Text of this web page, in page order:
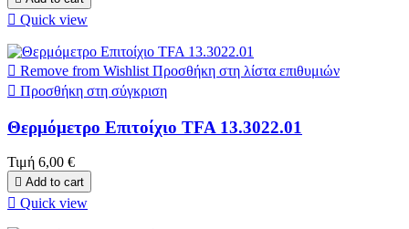
 Quick view
 Remove from Wishlist Προσθήκη στη λίστα επιθυμιών
 Προσθήκη στη σύγκριση
Θερμόμετρο Επιτοίχιο TFA 13.3022.01
Τιμή 6,00 €
 Add to cart
 Quick view